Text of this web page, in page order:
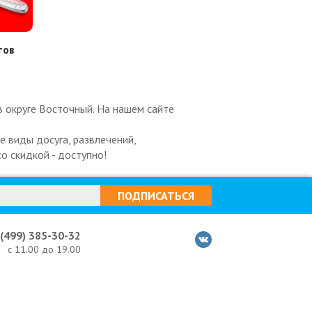
Восточный. На нашем сайте
досуга, развлечений,
скидкой - доступно!
ПОДПИСАТЬСЯ
385-30-32
с 11.00 до 19.00